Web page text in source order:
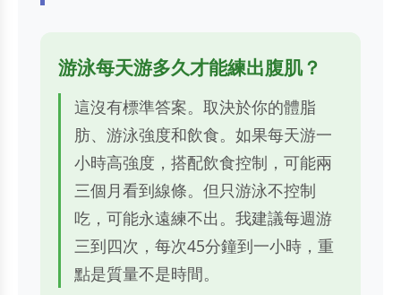
游泳每天游多久才能練出腹肌？
這沒有標準答案。取決於你的體脂
肪、游泳強度和飲食。如果每天游一
小時高強度，搭配飲食控制，可能兩
三個月看到線條。但只游泳不控制
吃，可能永遠練不出。我建議每週游
三到四次，每次45分鐘到一小時，重
點是質量不是時間。